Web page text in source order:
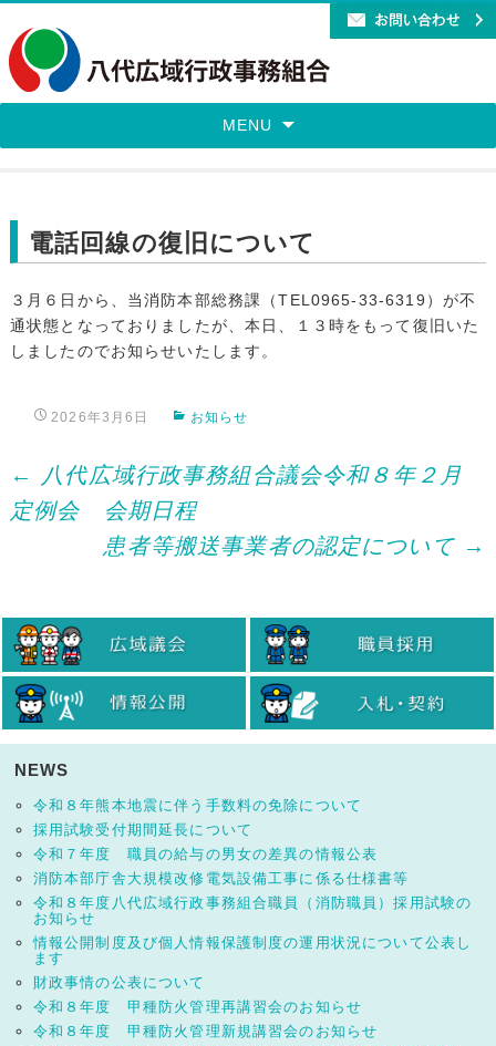
MENU
電話回線の復旧について
３月６日から、当消防本部総務課（TEL0965-33-6319）が不
通状態となっておりましたが、本日、１３時をもって復旧いた
しましたのでお知らせいたします。
2026年3月6日 お知らせ
Post
navigation
←
八代広域行政事務組合議会令和８年２月
定例会 会期日程
患者等搬送事業者の認定について →
NEWS
令和８年熊本地震に伴う手数料の免除について
採用試験受付期間延長について
令和７年度 職員の給与の男女の差異の情報公表
消防本部庁舎大規模改修電気設備工事に係る仕様書等
令和８年度八代広域行政事務組合職員（消防職員）採用試験の
お知らせ
情報公開制度及び個人情報保護制度の運用状況について公表し
ます
財政事情の公表について
令和８年度 甲種防火管理再講習会のお知らせ
令和８年度 甲種防火管理新規講習会のお知らせ